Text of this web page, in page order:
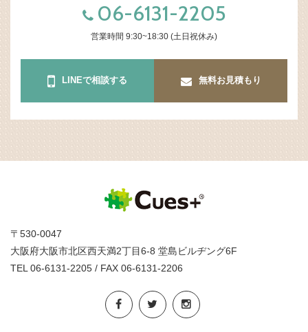
06-6131-2205
営業時間 9:30~18:30 (土日祝休み)
LINEで相談する 無料お見積もり
〒530-0047
大阪府大阪市北区西天満2丁目6-8 堂島ビルヂング6F
TEL 06-6131-2205 / FAX 06-6131-2206